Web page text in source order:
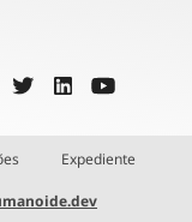
Expediente